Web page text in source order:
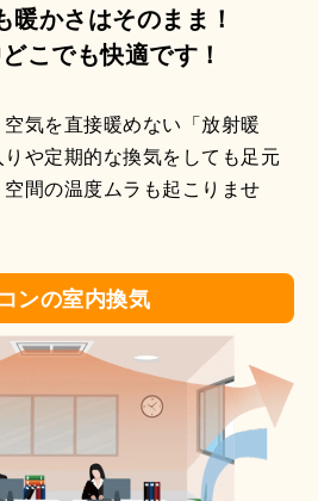
暖かさはそのまま！
こでも快適です！
気を直接暖めない「放射暖
や定期的な換気をしても足元
間の温度ムラも起こりませ
ンの室内換気